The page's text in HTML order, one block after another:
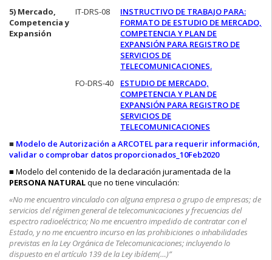
5) Mercado,
Competencia y
Expansión
IT-DRS-08
INSTRUCTIVO DE TRABAJO PARA:
FORMATO DE ESTUDIO DE MERCADO,
COMPETENCIA Y PLAN DE
EXPANSIÓN PARA REGISTRO DE
SERVICIOS DE
TELECOMUNICACIONES.
FO-DRS-40
ESTUDIO DE MERCADO,
COMPETENCIA Y PLAN DE
EXPANSIÓN PARA REGISTRO DE
SERVICIOS DE
TELECOMUNICACIONES
■ Modelo de Autorización a ARCOTEL para requerir información,
validar o comprobar datos proporcionados_10Feb2020
■ Modelo del contenido de la declaración juramentada de la
PERSONA NATURALque no tiene vinculación:
«No me encuentro vinculado con alguna empresa o grupo de empresas; de
servicios del régimen general de telecomunicaciones y frecuencias del
espectro radioeléctrico; No me encuentro impedido de contratar con el
Estado, y no me encuentro incurso en las prohibiciones o inhabilidades
previstas en la Ley Orgánica de Telecomunicaciones; incluyendo lo
dispuesto en el artículo 139 de la Ley ibídem(…)”